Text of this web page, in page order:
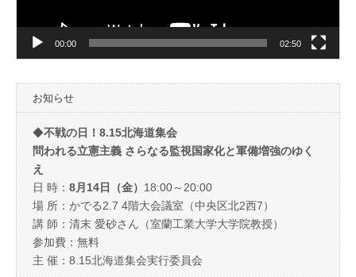
00:00 02:50
お知らせ
◆不戦の日！8.15北海道集会
問われる立憲主義 さらなる監視国家化と軍備増強のゆく
え
日 時： 8月14日（金） 18:00～20:00
場 所：かでる2.7 4階大会議室（中央区北2西7）
講 師：清末 愛砂さん（室蘭工業大学大学院教授）
参加費：無料
主 催：8.15北海道集会実行委員会